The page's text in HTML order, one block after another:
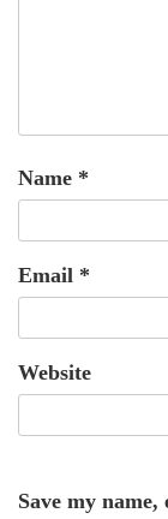
Name *
Email *
Website
Save my